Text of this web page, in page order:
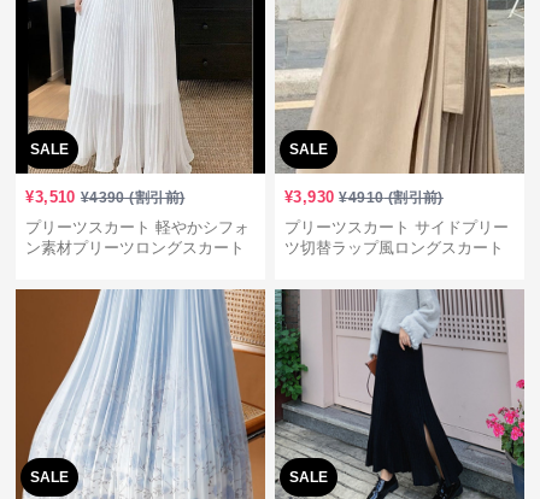
SALE
¥3,510 ¥4390(割引前)
プリーツスカート 軽やかシフォ
ン素材プリーツロングスカート
SALE
¥3,930 ¥4910(割引前)
プリーツスカート サイドプリー
ツ切替ラップ風ロングスカート
SALE SALE